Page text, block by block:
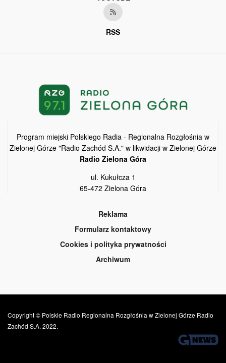
RSS
Program miejski Polskiego Radia - Regionalna Rozgłośnia w
Zielonej Górze "Radio Zachód S.A." w likwidacji w Zielonej Górze
Radio Zielona Góra
ul. Kukułcza 1
65-472 Zielona Góra
Reklama
Formularz kontaktowy
Cookies i polityka prywatności
Archiwum
Copyright © Polskie Radio Regionalna Rozgłośnia w Zielonej Górze Radio
Zachód S.A. 2022.